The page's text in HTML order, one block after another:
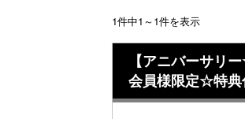
1件中1～1件を表示
【アニバーサリ
会員様限定☆特